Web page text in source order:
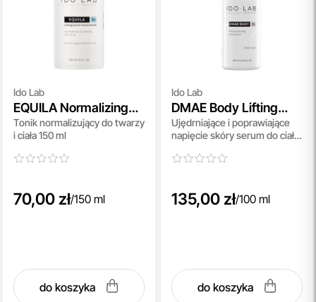
Ido Lab
EQUILA Normalizing
And Unifying Skin
Toner
Tonik normalizujący do twarzy
i ciała 150 ml
70,00 zł/150 ml
do koszyka
Ido Lab
DMAE Body Lifting
And Firming Body
Serum
Ujędrniające i poprawiające
napięcie skóry serum do ciała
135,00 zł/100 ml
do koszyka